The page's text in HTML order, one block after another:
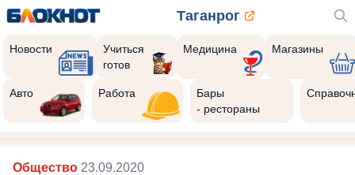
Таганрог
Новости
Учиться
готов
Медицина Магазины
Авто Работа
Бары
- рестораны
Общество 23.09.2020